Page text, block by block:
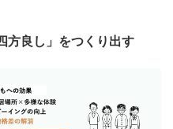
方良し」をつくり出す